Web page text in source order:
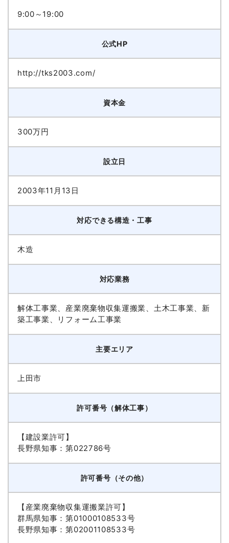
9:00～19:00
公式HP
http://tks2003.com/
資本金
300万円
設立日
2003年11月13日
対応できる構造・工事
木造
対応業務
解体工事業、産業廃棄物収集運搬業、土木工事業、新
築工事業、リフォーム工事業
主要エリア
上田市
許可番号（解体工事）
【建設業許可】
長野県知事：第022786号
許可番号（その他）
【産業廃棄物収集運搬業許可】
群馬県知事：第01000108533号
長野県知事：第02001108533号